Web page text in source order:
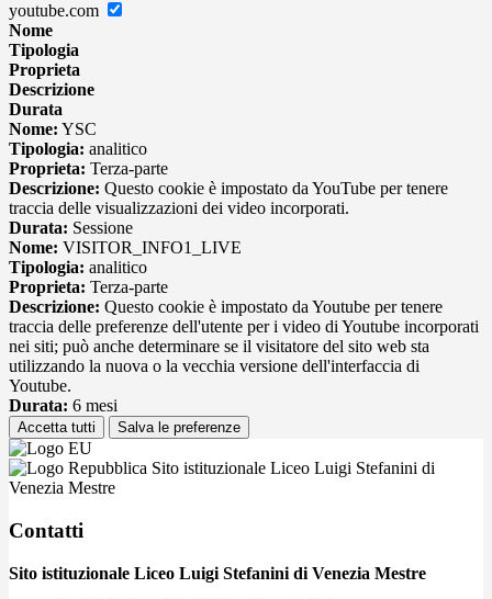
youtube.com
Nome
Tipologia
Proprieta
Descrizione
Durata
Nome: YSC
Tipologia: analitico
Proprieta: Terza-parte
Descrizione: Questo cookie è impostato da YouTube per tenere
traccia delle visualizzazioni dei video incorporati.
Durata: Sessione
Nome: VISITOR_INFO1_LIVE
Tipologia: analitico
Proprieta: Terza-parte
Descrizione: Questo cookie è impostato da Youtube per tenere
traccia delle preferenze dell'utente per i video di Youtube incorporati
nei siti; può anche determinare se il visitatore del sito web sta
utilizzando la nuova o la vecchia versione dell'interfaccia di
Youtube.
Durata: 6 mesi
Accetta tutti Salva le preferenze
Sito istituzionale Liceo Luigi Stefanini di
Venezia Mestre
Contatti
Sito istituzionale Liceo Luigi Stefanini di Venezia Mestre